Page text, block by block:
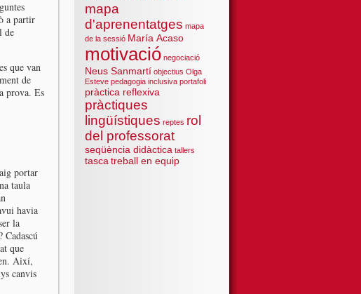
a partir
de
que van
de
prova. Es
portar
taula
havia
la
Cadascú
que
Així,
canvis
mapa
d'aprenentatges mapa
de la sessió María Acaso
motivació negociació
Neus Sanmartí objectius Olga
Esteve pedagogia inclusiva portafoli
pràctica reflexiva
pràctiques
lingüístiques reptes rol
del professorat
seqüència didàctica tallers
tasca treball en equip